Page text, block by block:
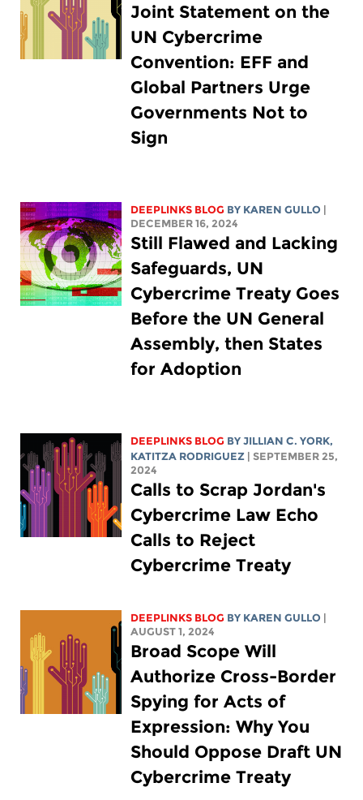
Joint Statement on the
UN Cybercrime
Convention: EFF and
Global Partners Urge
Governments Not to
Sign
DEEPLINKS BLOG BY KAREN GULLO
DECEMBER 16, 2024
Still Flawed and Lacking
Safeguards, UN
Cybercrime Treaty Goes
Before the UN General
Assembly, then States
for Adoption
DEEPLINKS BLOG BYJILLIAN C. YORK,
KATITZA RODRIGUEZ
| SEPTEMBER 25,
2024
Calls to Scrap Jordan's
Cybercrime Law Echo
Calls to Reject
Cybercrime Treaty
DEEPLINKS BLOG BY KAREN GULLO
AUGUST 1, 2024
Broad Scope Will
Authorize Cross-Border
Spying for Acts of
Expression: Why You
Should Oppose Draft UN
Cybercrime Treaty